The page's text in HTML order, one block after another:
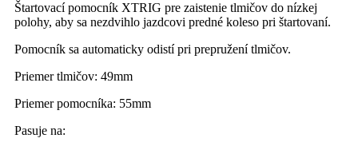
Štartovací pomocník XTRIG pre zaistenie tlmičov do nízkej
polohy, aby sa nezdvihlo jazdcovi predné koleso pri štartovaní.
Pomocník sa automaticky odistí pri prepružení tlmičov.
Priemer tlmičov: 49mm
Priemer pomocníka: 55mm
Pasuje na: